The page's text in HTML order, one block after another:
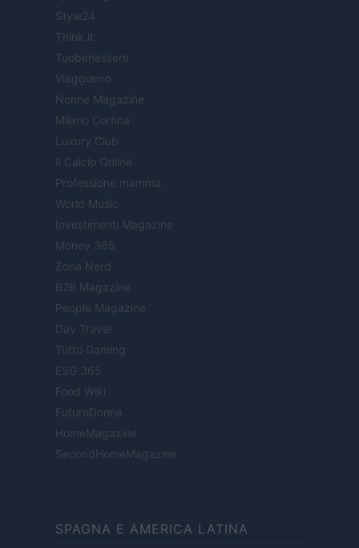
Style24
Think.it
Tuobenessere
Viaggiamo
Nonne Magazine
Milano Cortina
Luxury Club
Il Calcio Online
Professione mamma
World Music
Investimenti Magazine
Money 365
Zona Nerd
B2B Magazine
People Magazine
Day Travel
Tutto Gaming
ESG 365
Food Wiki
FuturoDonna
HomeMagazine
SecondHomeMagazine
SPAGNA E AMERICA LATINA